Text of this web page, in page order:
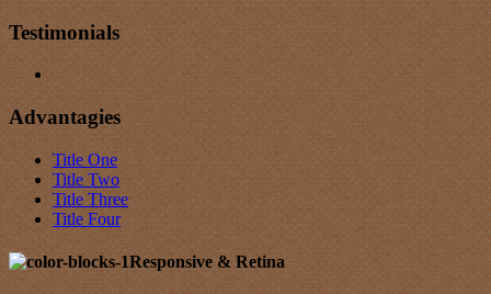
Testimonials
Advantagies
Title One
Title Two
Title Three
Title Four
Responsive & Retina